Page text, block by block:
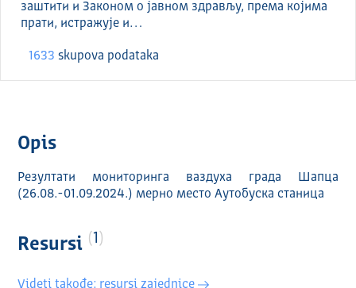
заштити и Законом о јавном здрављу, према којима
прати, истражује и…
1633 skupova podataka
Opis
Резултати мониторинга ваздуха града Шапца
(26.08.-01.09.2024.) мерно место Аутобуска станица
Resursi 1
Videti takođe: resursi zajednice